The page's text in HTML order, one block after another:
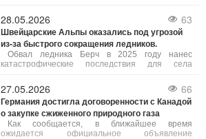
Исландии, сообщает Bloomberg. Уровень цен в
Исландии, которую часто называют "страной
льда и огня", сейчас примерно на 3% выше, чем
в Швейцарии.
28.05.2026 63
Швейцарские Альпы оказались под угрозой
из-за быстрого сокращения ледников.
Обвал ледника Берч в 2025 году нанес
катастрофические последствия для села
оказались под завалом. Из-за повышения
температуры на 3°C самые большие ледники
Швейцарии потеряли примерно 25% своего
массива.
27.05.2026 66
Германия достигла договоренности с Канадой
о закупке сжиженного природного газа
Как сообщается, в ближайшее время
ожидается официальное объявление